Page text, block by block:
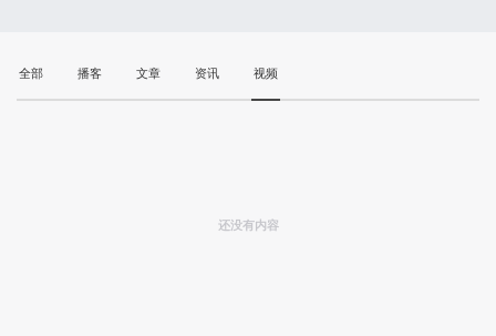
全部 播客 文章 资讯 视频
还没有内容